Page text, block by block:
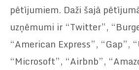
pētījumiem. Daži šajā
uzņēmumi ir “Twitter”,
“American Express”, “Gap”,
“Microsoft”, “Airbnb”,